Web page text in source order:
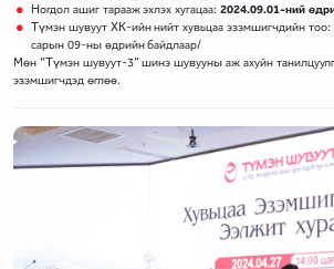
Ногдол ашиг тарааж эхлэх хугацаа: 2024.09.01-ний
Түмэн шувуут ХК-ийн нийт хувьцаа эзэмшигчдийн тоо:
сарын 09-ны өдрийн байдлаар/
Мөн “Түмэн шувуут-3” шинэ шувууны аж ахуйн
эзэмшигчдэд өглөө.